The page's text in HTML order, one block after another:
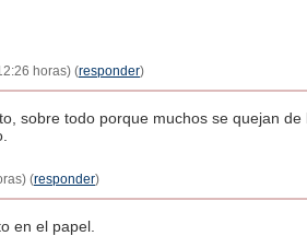
horas) (responder)
sobre todo porque muchos se quejan
(responder)
en el papel.